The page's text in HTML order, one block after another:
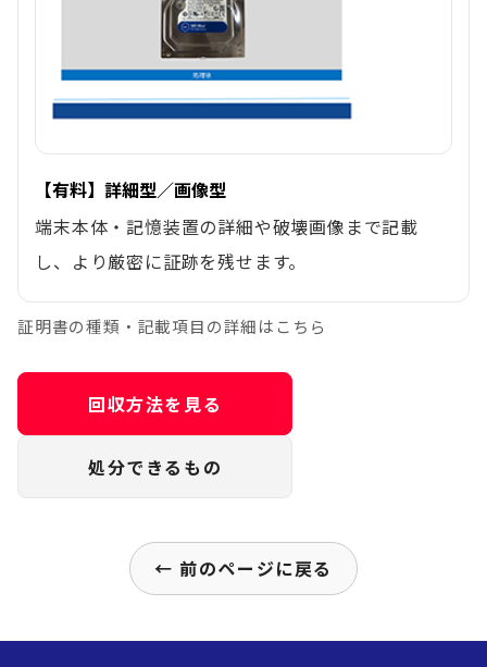
【有料】詳細型／画像型
端末本体・記憶装置の詳細や破壊画像まで記載
し、より厳密に証跡を残せます。
証明書の種類・記載項目の詳細はこちら
回収方法を見る
処分できるもの
← 前のページに戻る